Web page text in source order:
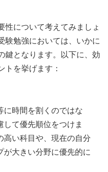
性について考えてみましょ
験勉強においては、いかに
鍵となります。以下に、効
トを挙げます：
に時間を割くのではな
して優先順位をつけま
高い科目や、現在の自分
が大きい分野に優先的に